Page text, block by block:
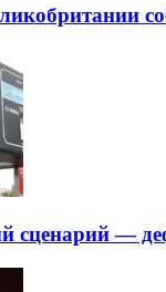
сценарий —